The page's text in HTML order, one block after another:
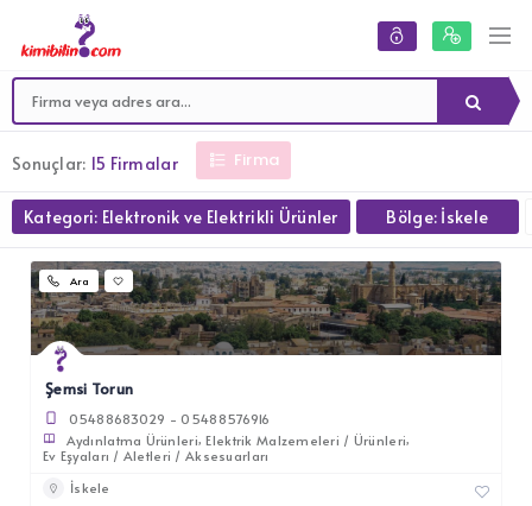
Sonuçlar: 15 Firmalar Firma
Kategori: Elektronik ve Elektrikli Ürünler Bölge: İskele
Ara
Şemsi Torun
05488683029 - 05488576916
Aydınlatma Ürünleri Elektrik Malzemeleri / Ürünleri
Ev Eşyaları / Aletleri / Aksesuarları
İskele